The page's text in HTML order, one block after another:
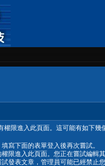
權限進入此頁面。這可能有如下幾
寫下面的表單登入後再次嘗試。
限進入此頁面。您正在嘗試編輯
發表文章，管理員可能已經禁止